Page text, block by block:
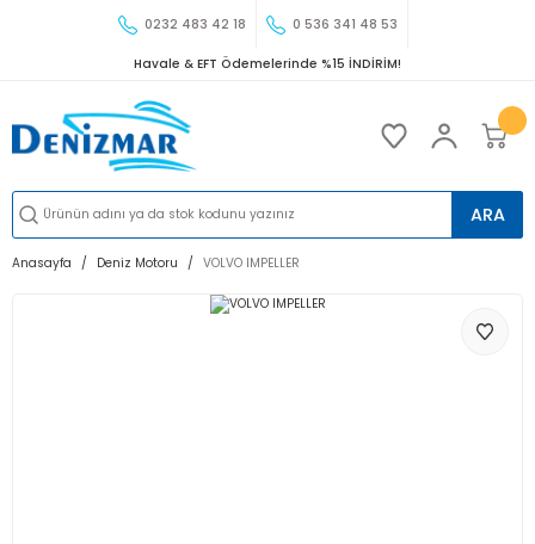
0232 483 42 18 0 536 341 48 53
Havale & EFT Ödemelerinde %15 İNDİRİM!
ARA
Anasayfa Deniz Motoru VOLVO IMPELLER